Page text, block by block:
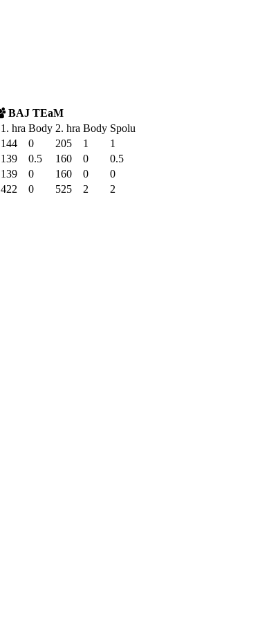
BAJ TEaM
1. hra Body 2. hra Body Spolu
144 0 205 1
1
139 0.5 160 0
0.5
139 0 160 0
0
422 0 525 2
2